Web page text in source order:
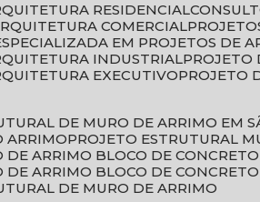
RESIDENCIAL
COMERCIAL
EM PROJETOS DE
INDUSTRIAL
EXECUTIVO
DE MURO DE ARRIMO EM
ARRIMO
PROJETO ESTRUTURAL
DE ARRIMO BLOCO DE CONCRETO
DE ARRIMO BLOCO DE
DE MURO DE ARRIMO